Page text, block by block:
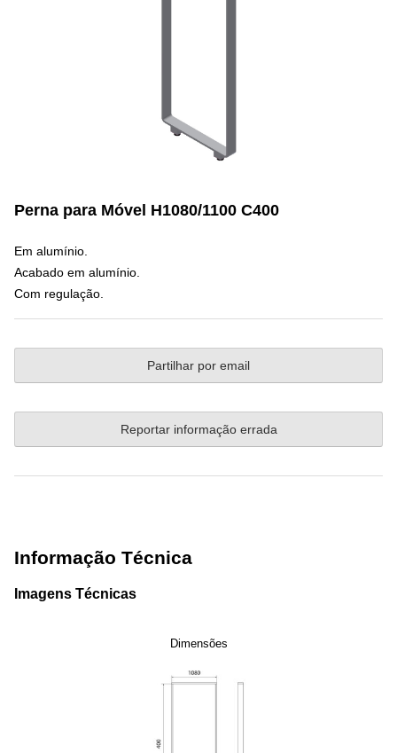
Perna para Móvel H1080/1100 C400
Em alumínio.
Acabado em alumínio.
Com regulação.
Partilhar por email
Reportar informação errada
Informação Técnica
Imagens Técnicas
Dimensões